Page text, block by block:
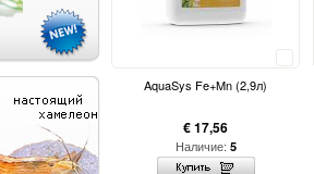
AquaSys Fe+Mn (2,9л)
€ 17,56
Наличие: 5